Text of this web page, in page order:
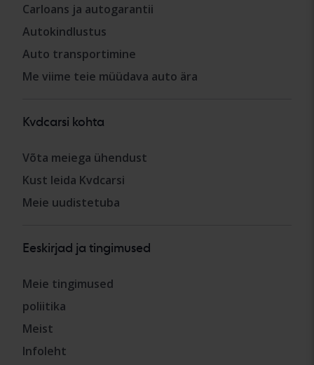
Carloans ja autogarantii
Autokindlustus
Auto transportimine
Me viime teie müüdava auto ära
Kvdcarsi kohta
Võta meiega ühendust
Kust leida Kvdcarsi
Meie uudistetuba
Eeskirjad ja tingimused
Meie tingimused
poliitika
Meist
Infoleht